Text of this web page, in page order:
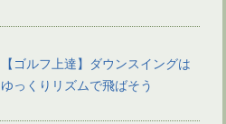
【ゴルフ上達】ダウンスイングは
ゆっくりリズムで飛ばそう